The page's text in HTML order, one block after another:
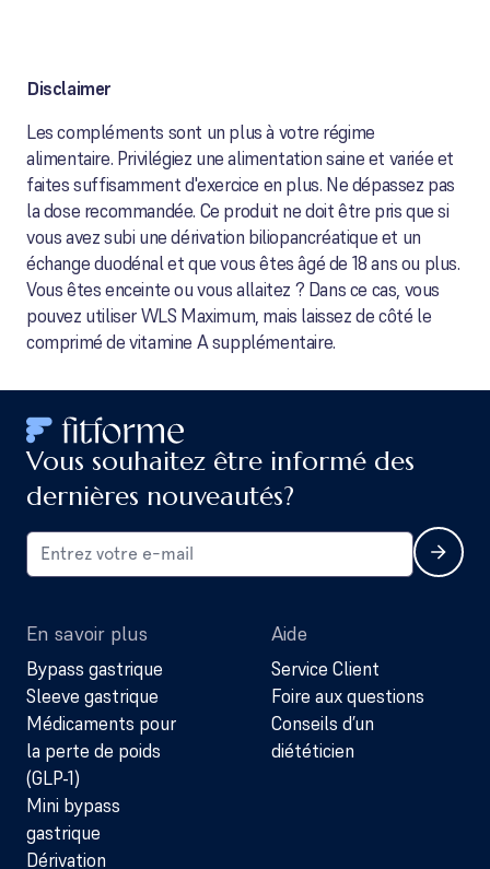
Disclaimer
Les compléments sont un plus à votre régime
alimentaire. Privilégiez une alimentation saine et variée et
faites suffisamment d'exercice en plus. Ne dépassez pas
la dose recommandée. Ce produit ne doit être pris que si
vous avez subi une dérivation biliopancréatique et un
échange duodénal et que vous êtes âgé de 18 ans ou plus.
Vous êtes enceinte ou vous allaitez ? Dans ce cas, vous
pouvez utiliser WLS Maximum, mais laissez de côté le
comprimé de vitamine A supplémentaire.
Vous souhaitez être informé des
dernières nouveautés?
En savoir plus
Bypass gastrique
Sleeve gastrique
Médicaments pour
la perte de poids
(GLP-1)
Mini bypass
gastrique
Dérivation
Aide
Service Client
Foire aux questions
Conseils d’un
diététicien